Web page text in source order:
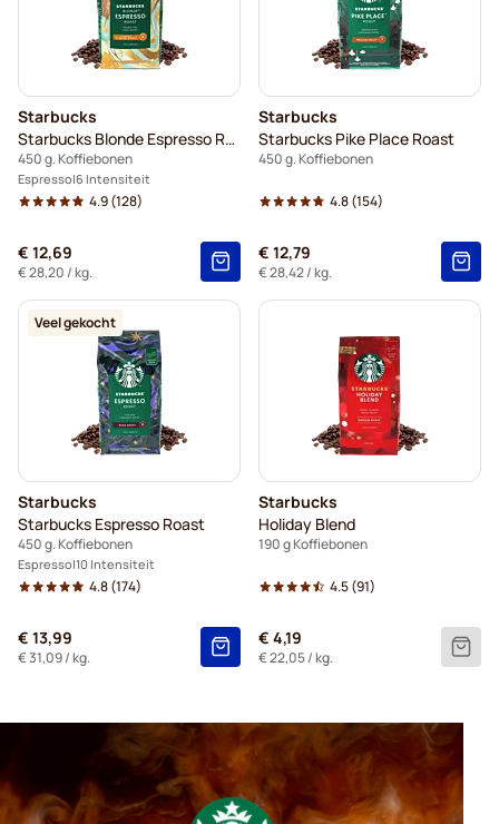
Starbucks
Starbucks Blonde Espresso Roast
450 g. Koffiebonen
Espresso 6 Intensiteit
4.9(128)
€ 12,69
€ 28,20 / kg.
Starbucks
Starbucks Pike Place Roast
450 g. Koffiebonen
4.8(154)
€ 12,79
€ 28,42/ kg.
Veel gekocht
Starbucks
Starbucks Espresso Roast
450 g. Koffiebonen
Espresso 10 Intensiteit
4.8(174)
€ 13,99
€ 31,09/ kg.
Starbucks
Holiday Blend
190 g Koffiebonen
4.5(91)
€ 4,19
€ 22,05/ kg.